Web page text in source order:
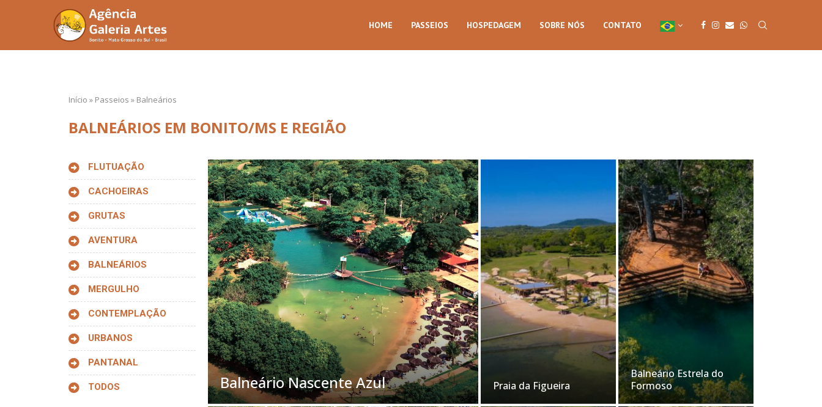
HOME PASSEIOS HOSPEDAGEM SOBRE NÓS CONTATO
Início » Passeios » Balneários
BALNEÁRIOS EM BONITO/MS E REGIÃO
FLUTUAÇÃO
CACHOEIRAS
GRUTAS
AVENTURA
BALNEÁRIOS
MERGULHO
CONTEMPLAÇÃO
URBANOS
PANTANAL
TODOS Balneário Nascente Azul Praia da Figueira
Balneário Estrela do
Formoso